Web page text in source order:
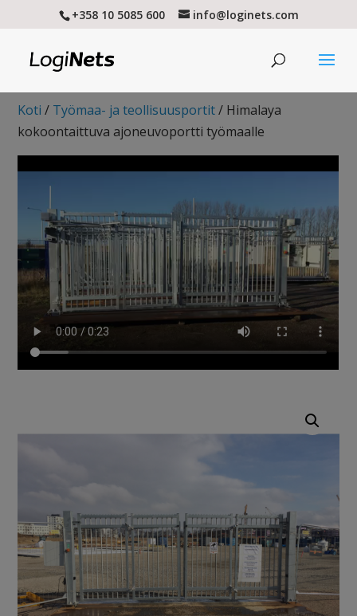
+358 10 5085 600 info@loginets.com
Koti / Työmaa- ja teollisuusportit/ Himalaya
kokoontaittuva ajoneuvoportti työmaalle